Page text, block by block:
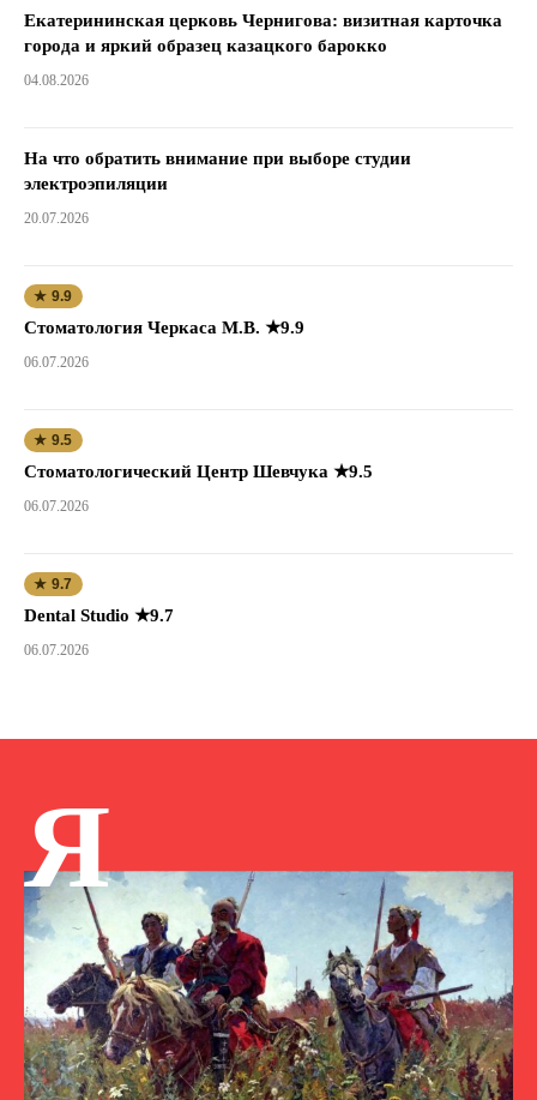
Екатерининская церковь Чернигова: визитная карточка
города и яркий образец казацкого барокко
04.08.2026
На что обратить внимание при выборе студии
электроэпиляции
20.07.2026
★ 9.9
Стоматология Черкаса М.В. ★9.9
06.07.2026
★ 9.5
Стоматологический Центр Шевчука ★9.5
06.07.2026
★ 9.7
Dental Studio ★9.7
06.07.2026
Я